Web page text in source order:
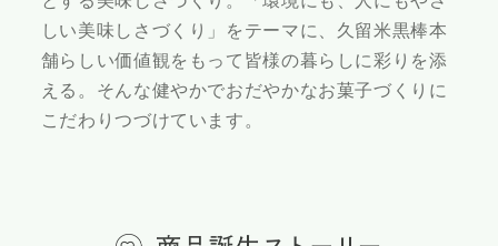
しい美味しさづくり」をテーマに、久留米黒棒本
舗らしい価値観をもって皆様の暮らしに彩りを添
える。そんな健やかでおだやかなお菓子づくりに
こだわりつづけています。